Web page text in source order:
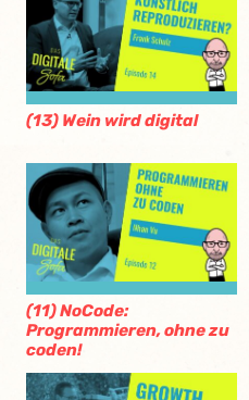
(13) Wein wird digital
(11) NoCode:
Programmieren, ohne zu
coden!